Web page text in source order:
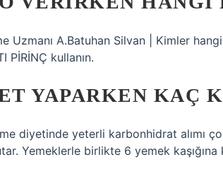
Uzmanı A.Batuhan Silvan | Kimler
PİRİNÇ kullanın.
YAPARKEN KAÇ
diyetinde yeterli karbonhidrat alımı
Yemeklerle birlikte 6 yemek